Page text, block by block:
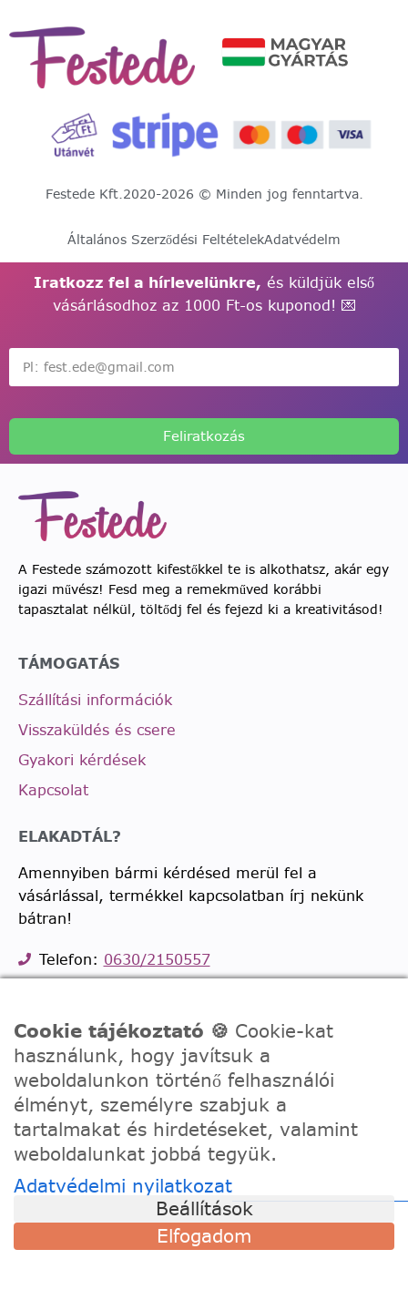
Festede Kft.2020-2026 © Minden jog fenntartva.
Általános Szerződési FeltételekAdatvédelm
Iratkozz fel a hírlevelünkre, és küldjük első
vásárlásodhoz az 1000 Ft-os kuponod! 💌
Feliratkozás
A Festede számozott kifestőkkel te is alkothatsz, akár egy
igazi művész! Fesd meg a remekműved korábbi
tapasztalat nélkül, töltődj fel és fejezd ki a kreativitásod!
TÁMOGATÁS
Szállítási információk
Visszaküldés és csere
Gyakori kérdések
Kapcsolat
ELAKADTÁL?
Amennyiben bármi kérdésed merül fel a
vásárlással, termékkel kapcsolatban írj nekünk
bátran!
Telefon: 0630/2150557
Egyedi képes számfestőkkel kapcsolatban:
egyedi@festede.hu
Facebook Messenger
Csatlakozz 19.000 fősFacebook csoportunkhoz!
Cookie tájékoztató 🍪 Cookie-kat
használunk, hogy javítsuk a
weboldalunkon történő felhasználói
élményt, személyre szabjuk a
tartalmakat és hirdetéseket, valamint
weboldalunkat jobbá tegyük.
Adatvédelmi nyilatkozat
Beállítások
Elfogadom